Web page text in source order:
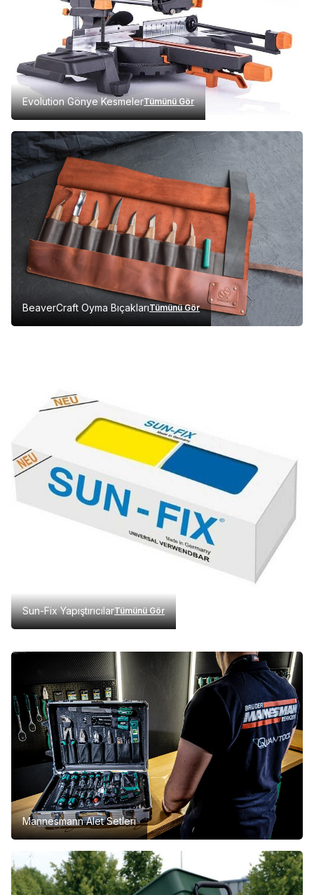
Evolution Gönye KesmelerTümünü Gör
BeaverCraft Oyma BıçaklarıTümünü Gör
Sun-Fix YapıştırıcılarTümünü Gör
Mannesmann Alet Setleri